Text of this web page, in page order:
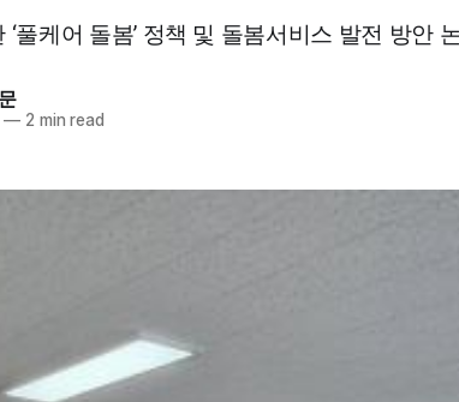
풀케어 돌봄’ 정책 및 돌봄서비스 발전 방안
— 2 min read